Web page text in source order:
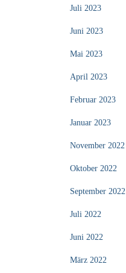
Juli 2023
Juni 2023
Mai 2023
April 2023
Februar 2023
Januar 2023
November 2022
Oktober 2022
September 2022
Juli 2022
Juni 2022
März 2022